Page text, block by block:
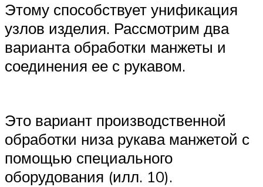
Этому способствует унификация
узлов изделия. Рассмотрим два
варианта обработки манжеты и
соединения ее с рукавом.
Это вариант производственной
обработки низа рукава манжетой с
помощью специального
оборудования (илл. 10).